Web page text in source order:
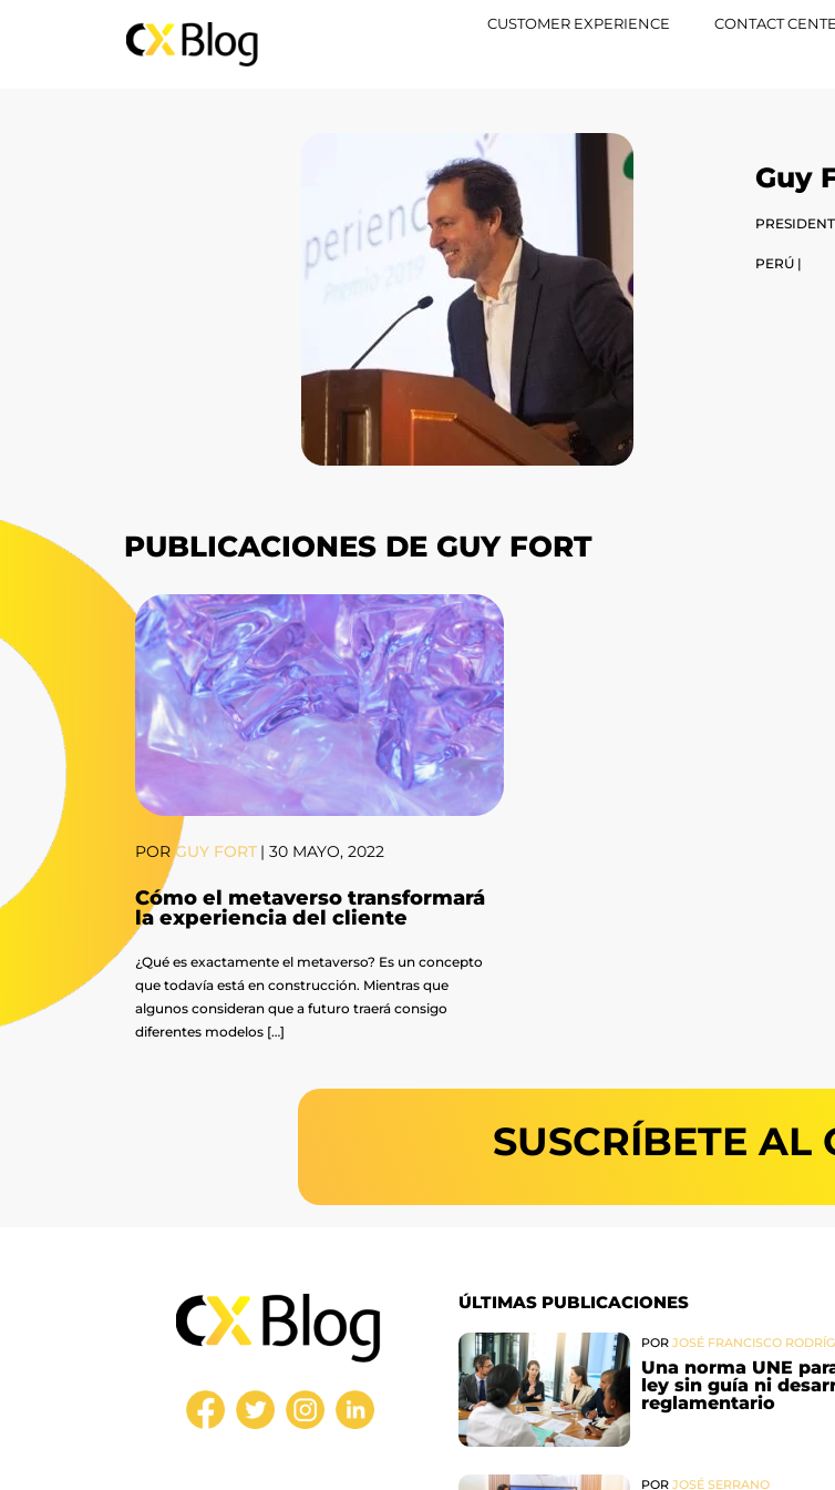
CUSTOMER EXPERIENCE CONTACT
Guy
PERÚ |
PUBLICACIONES DE GUY FORT
PORGUY FORT | 30 MAYO, 2022
Cómo el metaverso transformará
la experiencia del cliente
¿Qué es exactamente el metaverso? Es un concepto
que todavía está en construcción. Mientras que
algunos consideran que a futuro traerá consigo
diferentes modelos […]
SUSCRÍBETE AL
ÚLTIMAS PUBLICACIONES
PORJOSÉ FRANCISCO
Una norma UNE
ley sin guía ni
reglamentario
PORJOSÉ SERRANO